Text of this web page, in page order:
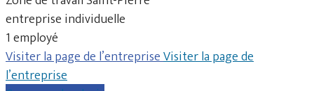
entreprise individuelle
1 employé
Visiter la page de l’entrepriseVisiter la page de
l’entreprise